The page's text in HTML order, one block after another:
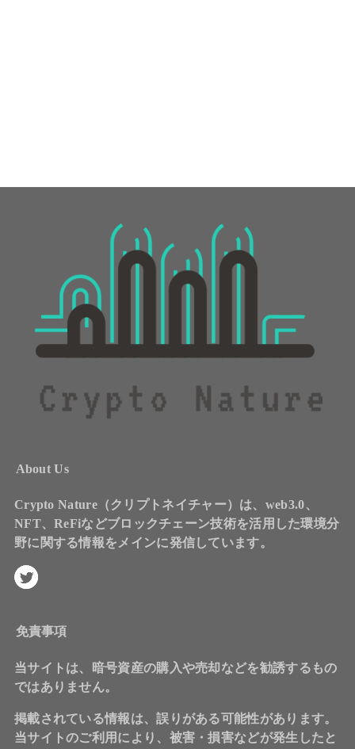
About Us
Crypto Nature（クリプトネイチャー）は、web3.0、
NFT、ReFiなどブロックチェーン技術を活用した環境分
野に関する情報をメインに発信しています。
免責事項
当サイトは、暗号資産の購入や売却などを勧誘するもの
ではありません。
掲載されている情報は、誤りがある可能性があります。
当サイトのご利用により、被害・損害などが発生したと